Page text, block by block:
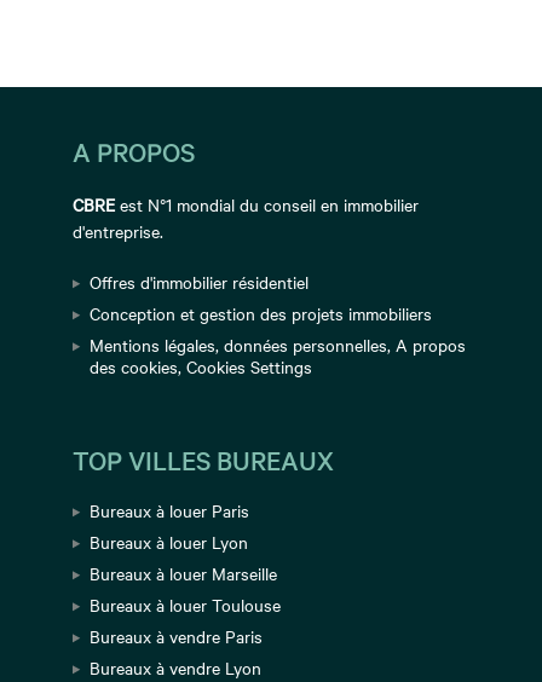
A PROPOS
CBREest N°1 mondial du conseil en immobilier
d'entreprise.
Offres d'immobilier résidentiel
Conception et gestion des projets immobiliers
Mentions légales, données personnelles, A propos
des cookies, Cookies Settings
TOP VILLES BUREAUX
Bureaux à louer Paris
Bureaux à louer Lyon
Bureaux à louer Marseille
Bureaux à louer Toulouse
Bureaux à vendre Paris
Bureaux à vendre Lyon